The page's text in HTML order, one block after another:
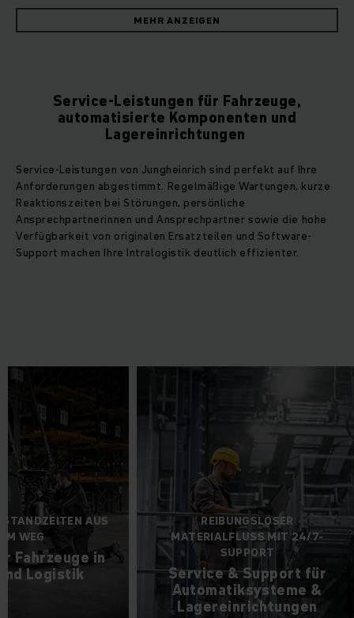
Unsere individuell abgestimmten Service-Leistungen bringen
Ihr Unternehmen in der Lagerlogistik voran: Regelmäßige,
entspannt auf Ihr Business konzentrieren.
Ausfälle vermeiden und Produktivität
steigern
Defekte Fahrzeuge, Automatiksysteme oder
Lagereinrichtungen verursachen Stillstände. Da die meisten
Prozesse in der Intralogistik miteinander verzahnt sind,
haben Störungen weitreichende Folgen. Abläufe werden
MEHR ANZEIGEN
Service-Leistungen für Fahrzeuge,
automatisierte Komponenten und
Lagereinrichtungen
Service-Leistungen von Jungheinrich sind perfekt auf Ihre
Anforderungen abgestimmt. Regelmäßige Wartungen, kurze
Reaktionszeiten bei Störungen, persönliche
Ansprechpartnerinnen und Ansprechpartner sowie die hohe
Verfügbarkeit von originalen Ersatzteilen und Software-
Support machen Ihre Intralogistik deutlich effizienter.
STANDZEITEN AUS
DEM WEG
für Fahrzeuge in
und Logistik
REIBUNGSLOSER
MATERIALFLUSS MIT 24/7-
SUPPORT
Service & Support für
Automatiksysteme &
Lagereinrichtungen